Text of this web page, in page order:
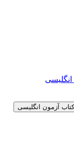
آزمون انگلیسی